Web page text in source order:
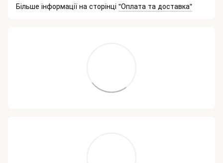
Більше інформації на сторінці "Оплата та доставка"